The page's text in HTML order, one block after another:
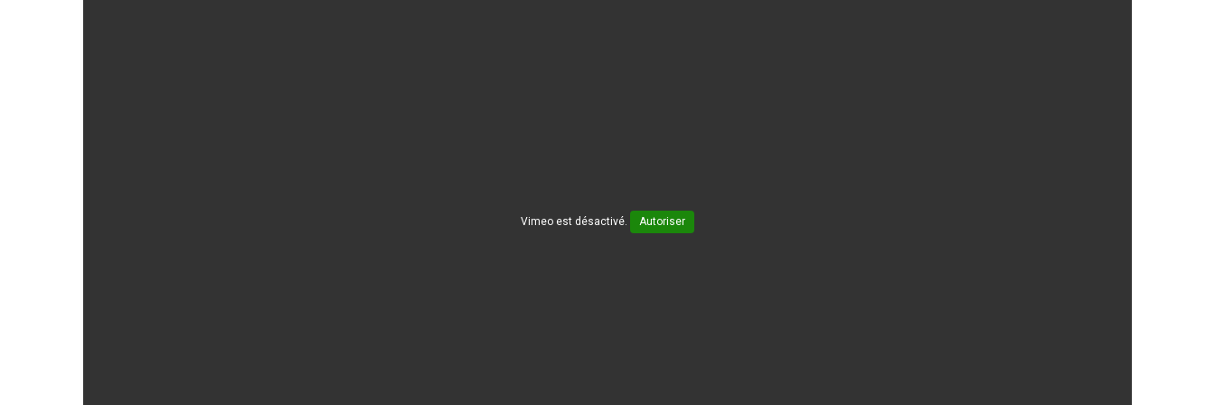
Vimeo est désactivé. Autoriser